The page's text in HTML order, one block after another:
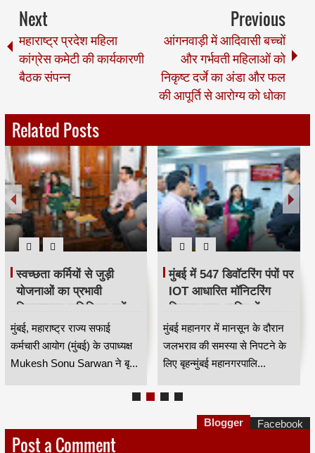
Next
महाराष्ट्र प्रदेश महिला
कांग्रेस कमेटी की कार्यकारणी
बैठक संपन्न
Previous
आंगनवाड़ी में आदिवासी बच्चों
और गर्भवती महिलाओं को
निकृष्ट दर्जे का अंडा और फल
की आपूर्ति से आरोग्य को धोका
Related Posts
करें —
ने बृ...
मुंबई में 547 डिवॉटरिंग पंपों पर
IOT आधारित मॉनिटरिंग
सिस्टम लागू, बारिश में
जलभराव नियंत्रण होगा
अधिक प्रभावी
मुंबई महानगर में मानसून के दौरान
जलभराव की समस्या से निपटने के
लिए बृहन्मुंबई महानगरपालि...
आज ऊनावा में लगा
आयुर्वेदिक कैंप, बिना
इलाज के लिए उमड़ी
HKA
मेहसाणा में दरगाह ट्रस्ट
सैकड़ों मरीजों ने लिया मुफ्त
का लाभगुजरात के मेहसा...
Post a Comment
Blogger Facebook